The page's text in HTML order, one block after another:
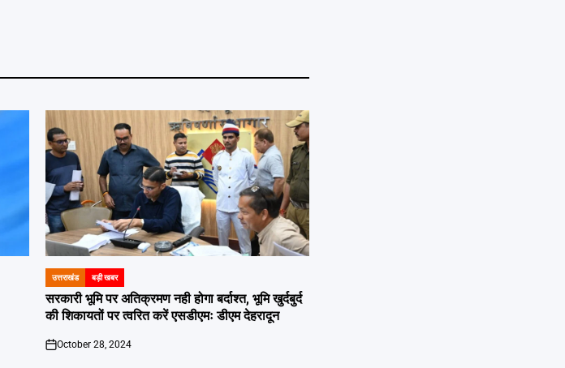
POSTED
IN
उत्तराखंड बड़ी खबर
सरकारी भूमि पर अतिक्रमण नही होगा बर्दाश्त, भूमि खुर्दबुर्द
की शिकायतों पर त्वरित करें एसडीएमः डीएम देहरादून
on
October 28, 2024